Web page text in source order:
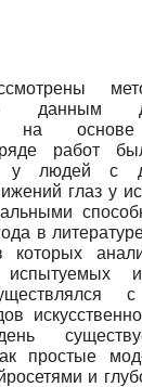
данным
на основе
работ
у людей с
глаз у
в
которых
с
простые
и